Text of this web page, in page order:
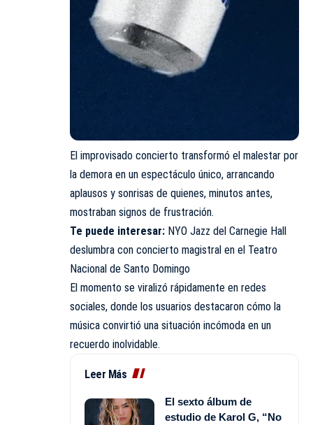
El improvisado concierto transformó el malestar por
la demora en un espectáculo único, arrancando
aplausos y sonrisas de quienes, minutos antes,
mostraban signos de frustración.
Te puede interesar: NYO Jazz del Carnegie Hall
deslumbra con concierto magistral en el Teatro
Nacional de Santo Domingo
El momento se viralizó rápidamente en redes
sociales, donde los usuarios destacaron cómo la
música convirtió una situación incómoda en un
recuerdo inolvidable.
Leer Más
El sexto álbum de
estudio de Karol G, “No